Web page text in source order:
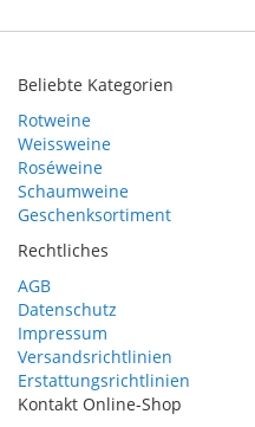
Beliebte Kategorien
Rotweine
Weissweine
Roséweine
Schaumweine
Geschenksortiment
Rechtliches
AGB
Datenschutz
Impressum
Versandsrichtlinien
Erstattungsrichtlinien
Kontakt Online-Shop